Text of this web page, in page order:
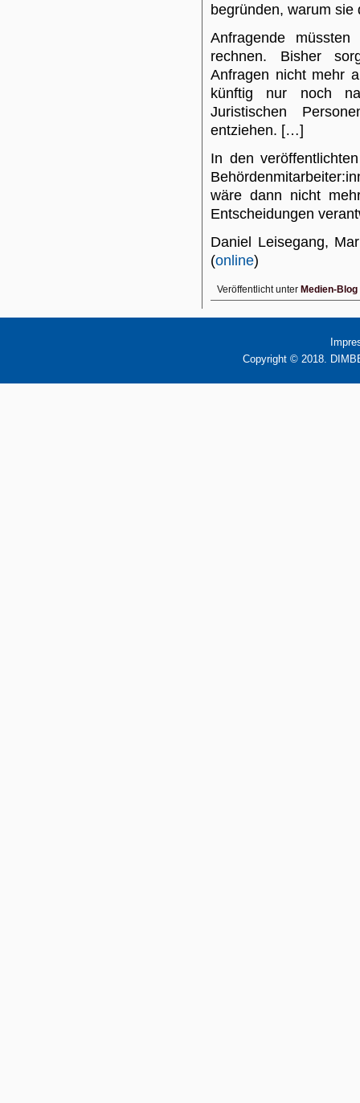
begründen, warum sie
Anfragende
rechnen. Bisher
Anfragen nicht mehr
künftig nur noch
Juristischen
entziehen. […]
In den
wäre dann nicht
Entscheidungen
Daniel Leisegang,
(online)
Veröffentlicht unter Medien-Blog
Copyright © 2018.